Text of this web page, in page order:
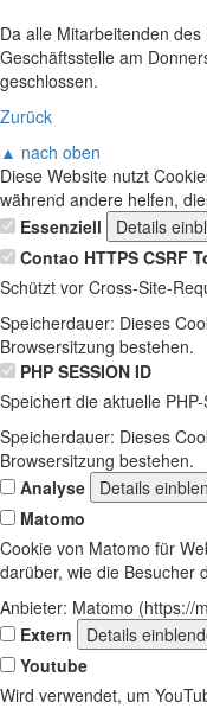
Da alle Mitarbeitenden
Geschäftsstelle am
geschlossen.
Zurück
▲ nach oben
Diese Website nutzt
während andere helfen,
Essenziell
Details
Contao HTTPS CSRF
Schützt vor Cross-Site-
Speicherdauer: Dieses
Browsersitzung bestehen.
PHP SESSION ID
Speichert die aktuelle
Speicherdauer: Dieses
Browsersitzung bestehen.
Analyse
Details
Matomo
Cookie von Matomo für
darüber, wie die Besucher
Anbieter: Matomo (https://
Extern
Details
Youtube
Wird verwendet, um